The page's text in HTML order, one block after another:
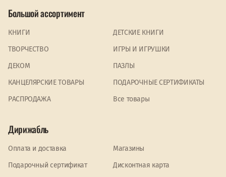
Большой ассортимент
КНИГИ
ДЕТСКИЕ КНИГИ
ТВОРЧЕСТВО
ИГРЫ И ИГРУШКИ
ДЕКОМ
ПАЗЛЫ
КАНЦЕЛЯРСКИЕ ТОВАРЫ
ПОДАРОЧНЫЕ СЕРТИФИКАТЫ
PАСПРОДАЖА
Все товары
Дирижабль
Оплата и доставка
Магазины
Подарочный сертификат
Дисконтная карта